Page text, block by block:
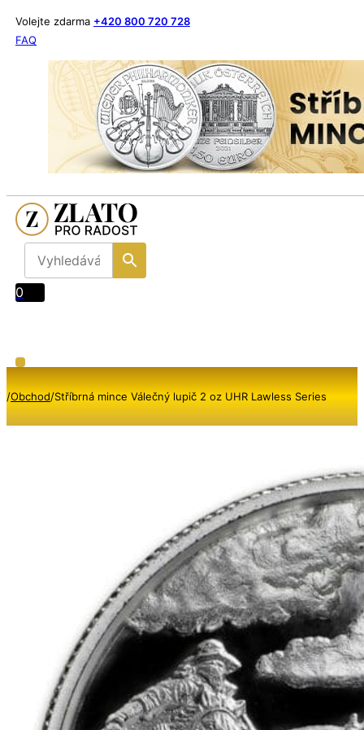
Volejte zdarma +420 800 720 728
FAQ
0
/Obchod/Stříbrná mince Válečný lupič 2 oz UHR Lawless Series